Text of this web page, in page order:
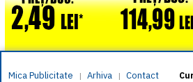
Mica Publicitate | Arhiva | Contact